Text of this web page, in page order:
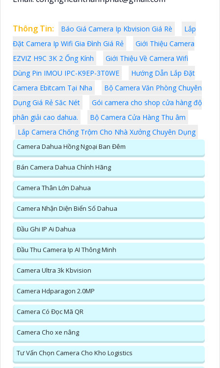
Thông Tin: Báo Giá Camera Ip Kbvision Giá Rè
Lắp
Đặt Camera Ip Wifi Gia Đình Giá Rẻ
Giới Thiệu Camera
EZVIZ H9C 3K 2 Ống Kính
Giới Thiệu Về Camera Wifi
Dùng Pin IMOU IPC-K9EP-3T0WE
Hướng Dẫn Lắp Đặt
Camera Ebitcam Tại Nha
Bộ Camera Văn Phòng Chuyên
Dụng Giá Rẻ Săc Nét
Gói camera cho shop cửa hàng độ
phân giải cao dahua.
Bộ Camera Cửa Hàng Thu âm
Lắp Camera Chống Trộm Cho Nhà Xưởng Chuyên Dụng
Camera Dahua Hồng Ngoại Ban Đêm
Bán Camera Dahua Chính Hãng
Camera Thân Lớn Dahua
Camera Nhận Diện Biển Số Dahua
Đầu Ghi IP Ai Dahua
Đầu Thu Camera Ip AI Thông Minh
Camera Ultra 3k Kbvision
Camera Hdparagon 2.0MP
Camera Có Đọc Mã QR
Camera Cho xe nâng
Tư Vấn Chọn Camera Cho Kho Logistics